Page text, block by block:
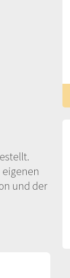
und der